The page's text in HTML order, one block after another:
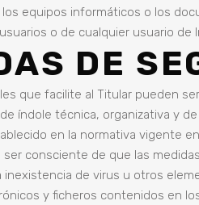
equipos informáticos o los
o de cualquier usuario de
DE
que facilite al Titular pueden
índole técnica, organizativa y
en la normativa vigente
consciente de que las
inexistencia de virus u otros
y ficheros contenidos en